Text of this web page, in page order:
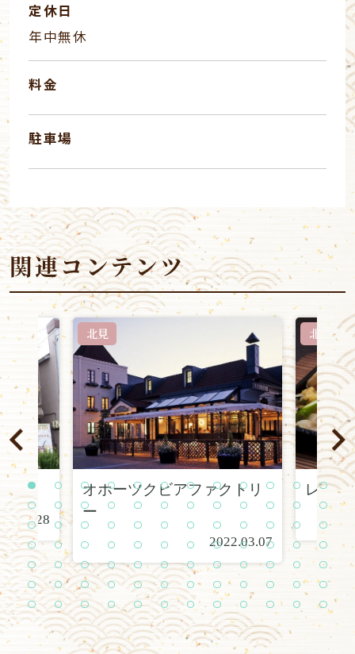
定休日
年中無休
料金
駐車場
関連コンテンツ
北見
オホーツクビアファクトリ
ー
2022.03.07
北見
レス
1 2 3 4 5 6 7 8 9
1
0
1
1
1
2
1
3
1
4
1
5
1
6
1
7
1
8
1
9
2
0
2
1
2
2
2
3
2
4
2
5
2
6
2
7
2
8
2
9
3
0
3
1
3
2
3
3
3
4
3
5
3
6
3
7
3
8
3
9
4
0
4
1
4
2
4
3
4
4
4
5
4
6
4
7
4
8
4
9
5
0
5
1
5
2
5
3
5
4
5
5
5
6
5
7
5
8
5
9
6
0
6
1
6
2
6
3
6
4
6
5
6
6
6
7
6
8
6
9
7
0
7
1
7
2
7
3
7
4
7
5
7
6
7
7
7
8
7
9
8
0
8
1
8
8
8